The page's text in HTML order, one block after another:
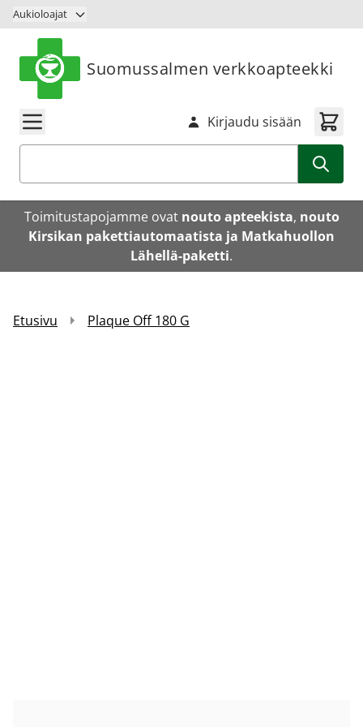
Siirry sisältöön
Aukioloajat
Suomussalmen verkkoapteekki
Kirjaudu sisään
Toimitustapojamme ovat nouto apteekista, nouto
Kirsikan pakettiautomaatista ja Matkahuollon
Lähellä-paketti.
Etusivu Plaque Off 180 G